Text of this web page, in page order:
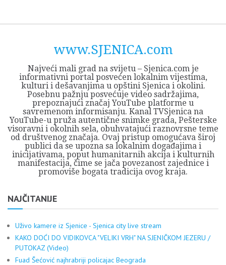
www.SJENICA.com
Najveći mali grad na svijetu – Sjenica.com je
informativni portal posvećen lokalnim vijestima,
kulturi i dešavanjima u opštini Sjenica i okolini.
Posebnu pažnju posvećuje video sadržajima,
prepoznajući značaj YouTube platforme u
savremenom informisanju. Kanal TVSjenica na
YouTube-u pruža autentične snimke grada, Pešterske
visoravni i okolnih sela, obuhvatajući raznovrsne teme
od društvenog značaja. Ovaj pristup omogućava široj
publici da se upozna sa lokalnim događajima i
inicijativama, poput humanitarnih akcija i kulturnih
manifestacija, čime se jača povezanost zajednice i
promoviše bogata tradicija ovog kraja.
NAJČITANIJE
Uživo kamere iz Sjenice - Sjenica city live stream
KAKO DOĆI DO VIDIKOVCA "VELIKI VRH" NA SJENIČKOM JEZERU /
PUTOKAZ (Video)
Fuad Šećović najhrabriji policajac Beograda